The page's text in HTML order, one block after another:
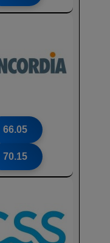
66.05
70.15